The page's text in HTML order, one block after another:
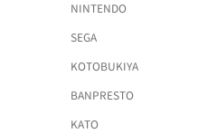
NINTENDO
SEGA
KOTOBUKIYA
BANPRESTO
KATO